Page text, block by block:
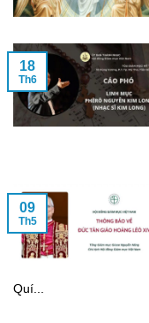
18
Th6
Quí...
09
Th5